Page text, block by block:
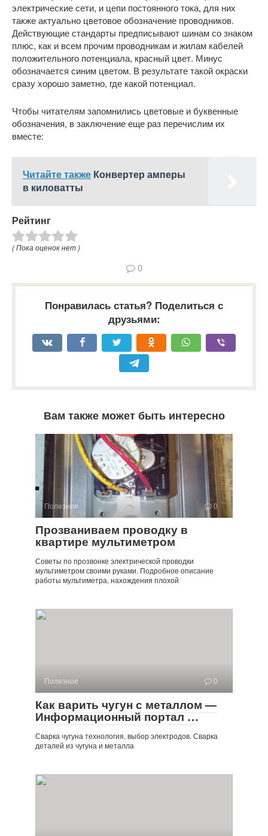
электрические сети, и цепи постоянного тока, для них
также актуально цветовое обозначение проводников.
Действующие стандарты предписывают шинам со знаком
плюс, как и всем прочим проводникам и жилам кабелей
положительного потенциала, красный цвет. Минус
обозначается синим цветом. В результате такой окраски
сразу хорошо заметно, где какой потенциал.
Чтобы читателям запомнились цветовые и буквенные
обозначения, в заключение еще раз перечислим их
вместе:
Читайте также Конвертер амперы
в киловатты
Рейтинг
( Пока оценок нет )
0
Понравилась статья? Поделиться с
друзьями:
Вам также может быть интересно
Полезное 0
Прозваниваем проводку в
квартире мультиметром
Советы по прозвонке электрической проводки
мультиметром своими руками. Подробное описание
работы мультиметра, нахождения плохой
Полезное 0
Как варить чугун с металлом —
Информационный портал …
Сварка чугуна технология, выбор электродов. Сварка
деталей из чугуна и металла